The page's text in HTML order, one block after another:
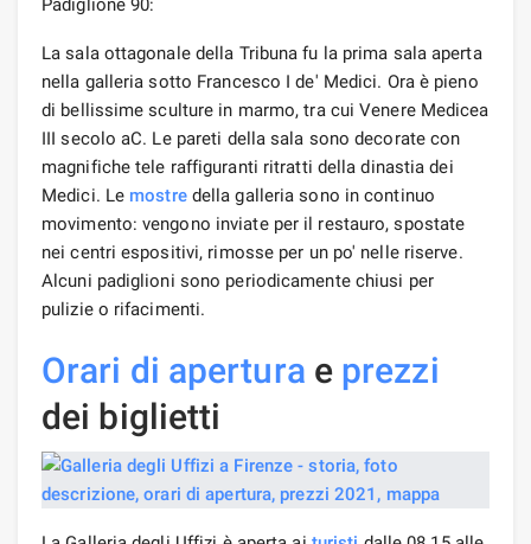
Padiglione 90:
La sala ottagonale della Tribuna fu la prima sala aperta
nella galleria sotto Francesco I de' Medici. Ora è pieno
di bellissime sculture in marmo, tra cui Venere Medicea
III secolo aC. Le pareti della sala sono decorate con
magnifiche tele raffiguranti ritratti della dinastia dei
Medici. Le mostredella galleria sono in continuo
movimento: vengono inviate per il restauro, spostate
nei centri espositivi, rimosse per un po' nelle riserve.
Alcuni padiglioni sono periodicamente chiusi per
pulizie o rifacimenti.
Orari di apertura e prezzi
dei biglietti